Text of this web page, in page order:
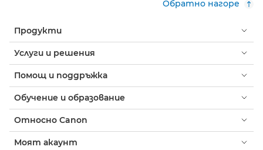
Обратно нагоре
Продукти
Услуги и решения
Помощ и поддръжка
Обучение и образование
Относно Canon
Моят акаунт